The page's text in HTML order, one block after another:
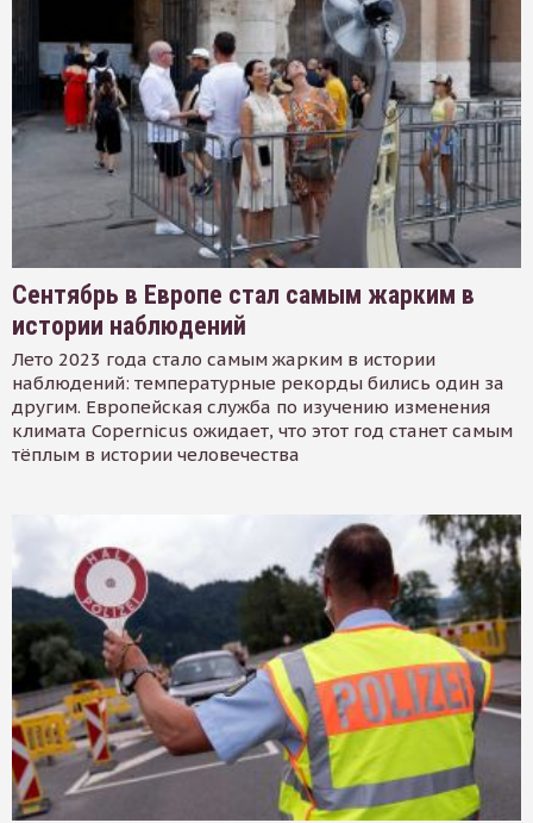
Сентябрь в Европе стал самым жарким в
истории наблюдений
Лето 2023 года стало самым жарким в истории
наблюдений: температурные рекорды бились один за
другим. Европейская служба по изучению изменения
климата Copernicus ожидает, что этот год станет самым
тёплым в истории человечества